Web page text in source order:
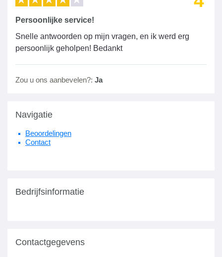
Persoonlijke service!
Snelle antwoorden op mijn vragen, en ik werd erg
persoonlijk geholpen! Bedankt
Zou u ons aanbevelen?: Ja
Navigatie
Beoordelingen
Contact
Bedrijfsinformatie
Contactgegevens